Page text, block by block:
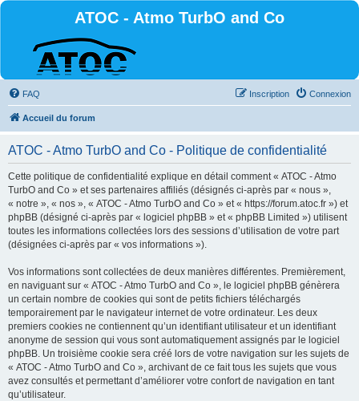
ATOC - Atmo TurbO and Co
FAQ Connexion
Inscription
Accueil du forum
ATOC - Atmo TurbO and Co - Politique de confidentialité
Cette politique de confidentialité explique en détail comment « ATOC - Atmo
TurbO and Co » et ses partenaires affiliés (désignés ci-après par « nous »,
« notre », « nos », « ATOC - Atmo TurbO and Co » et « https://forum.atoc.fr ») et
phpBB (désigné ci-après par « logiciel phpBB » et « phpBB Limited ») utilisent
toutes les informations collectées lors des sessions d’utilisation de votre part
(désignées ci-après par « vos informations »).
Vos informations sont collectées de deux manières différentes. Premièrement,
en naviguant sur « ATOC - Atmo TurbO and Co », le logiciel phpBB génèrera
un certain nombre de cookies qui sont de petits fichiers téléchargés
temporairement par le navigateur internet de votre ordinateur. Les deux
premiers cookies ne contiennent qu’un identifiant utilisateur et un identifiant
anonyme de session qui vous sont automatiquement assignés par le logiciel
phpBB. Un troisième cookie sera créé lors de votre navigation sur les sujets de
« ATOC - Atmo TurbO and Co », archivant de ce fait tous les sujets que vous
avez consultés et permettant d’améliorer votre confort de navigation en tant
qu’utilisateur.